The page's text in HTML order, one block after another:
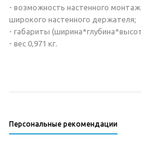
- возможность настенного
широкого настенного держателя;
- габариты
- вес 0,971 кг.
Персональные рекомендации